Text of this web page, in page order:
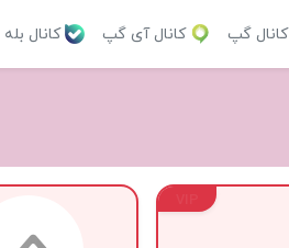
کانال گپ کانال آی گپ کانال بله